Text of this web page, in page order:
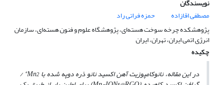
نویسندگان
مصطفی اقازاده
حمزه فراتی راد
پژوهشکده چرخه سوخت هسته‌ای، پژوهشگاه علوم و فنون هسته‌ای، سازمان
انرژی اتمی ایران، تهران، ایران
چکیده
در این مقاله، نانوکامپوزیت آهن اکسید نانو ذره دوپه شده با Mn2+
/